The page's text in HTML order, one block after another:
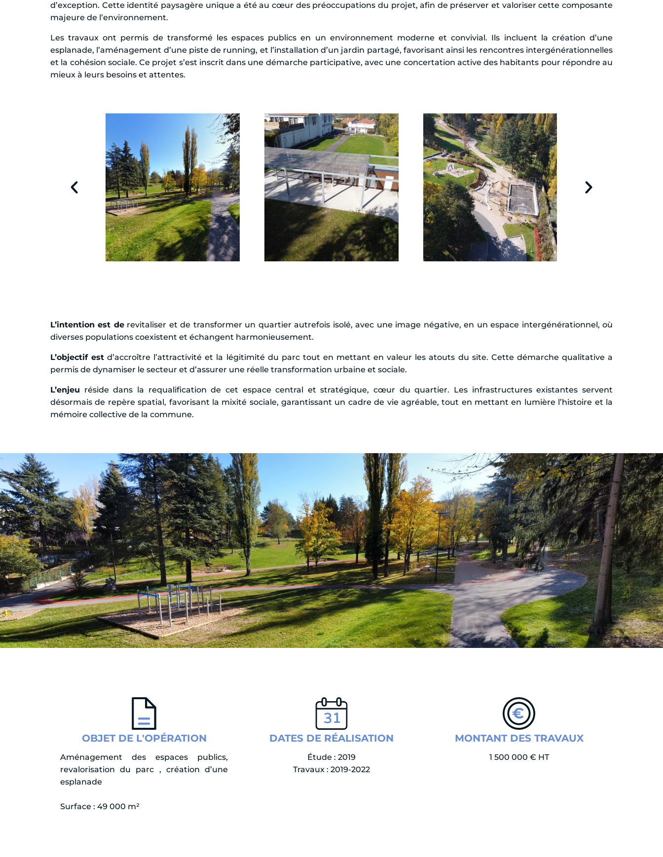
d’exception. Cette identité paysagère unique a été au cœur des préoccupations du projet, afin de préserver et valoriser cette composante
majeure de l’environnement.
Les travaux ont permis de transformé les espaces publics en un environnement moderne et convivial. Ils incluent la création d’une
esplanade, l’aménagement d’une piste de running, et l’installation d’un jardin partagé, favorisant ainsi les rencontres intergénérationnelles
et la cohésion sociale. Ce projet s’est inscrit dans une démarche participative, avec une concertation active des habitants pour répondre au
mieux à leurs besoins et attentes.
L’intention est derevitaliser et de transformer un quartier autrefois isolé, avec une image négative, en un espace intergénérationnel, où
diverses populations coexistent et échangent harmonieusement.
L’objectif est d’accroître l’attractivité et la légitimité du parc tout en mettant en valeur les atouts du site. Cette démarche qualitative a
permis de dynamiser le secteur et d’assurer une réelle transformation urbaine et sociale.
L’enjeu réside dans la requalification de cet espace central et stratégique, cœur du quartier. Les infrastructures existantes servent
désormais de repère spatial, favorisant la mixité sociale, garantissant un cadre de vie agréable, tout en mettant en lumière l’histoire et la
mémoire collective de la commune.
OBJET DE L'OPÉRATION
Aménagement des espaces publics,
revalorisation du parc , création d’une
esplanade
Surface : 49 000 m²
DATES DE RÉALISATION
Étude : 2019
Travaux : 2019-2022
MONTANT DES TRAVAUX
1 500 000 € HT